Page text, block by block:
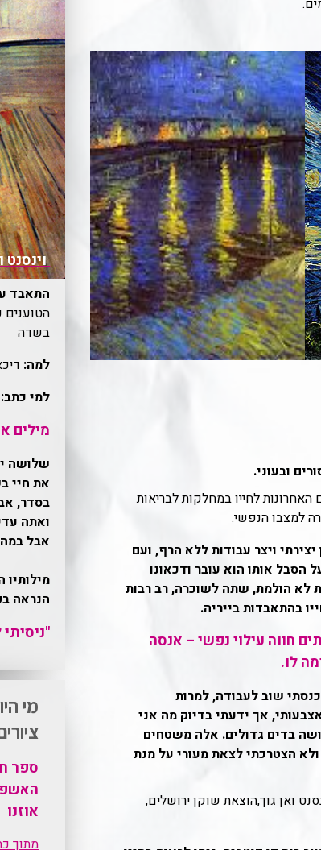
וינסנט
התאבד
הטוענים
בשדה
למה:
למי כתב:
מילים
שלושה
את חיי
בסדר,
ואתה
אבל
הנראה
מי
ספר
אוזנו
מתוך
ובעוני.
לחייו במחלקות לבריאות
למצבו הנפשי.
יצירתי ויצר עבודות ללא הרף, ועם
הסבל אותו הוא עובר ודכאונו
לא הולמת, שתה לשוכרה, רב רבות
בהתאבדות בייריה.
חווה עילוי נפשי – אנסה
לו.
שוב לעבודה, למרות
אך ידעתי בדיוק מה אני
בדים גדולים. אלה משטחים
הצטרכתי לצאת מעורי על מנת
ואן גוך,הוצאת שוקן ירושלים,